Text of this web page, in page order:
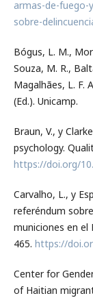
armas-de-fuego-
sobre-
Bógus, L. M.,
Souza, M. R.,
Magalhães, L. F.
(Ed.). Unicamp.
Braun, V., y
psychology.
https://doi.org/
Carvalho, L., y
referéndum
municiones en el
465. https://
Center for
of Haitian